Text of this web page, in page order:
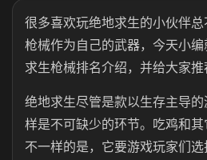
很多喜欢玩绝地求生的小伙伴
枪械作为自己的武器，今天小
求生枪械排名介绍，并给大家
绝地求生尽管是款以生存主导
样是不可缺少的环节。吃鸡和
不一样的是，它要游戏玩家们